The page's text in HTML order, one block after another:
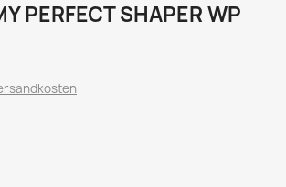
PERFECT SHAPER WP